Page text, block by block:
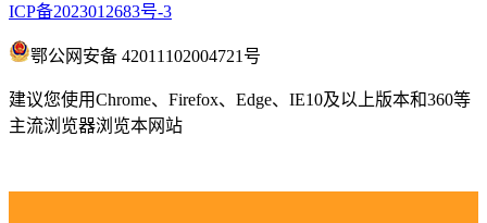
ICP备2023012683号-3
鄂公网安备 42011102004721号
建议您使用Chrome、Firefox、Edge、IE10及以上版本和360等
主流浏览器浏览本网站